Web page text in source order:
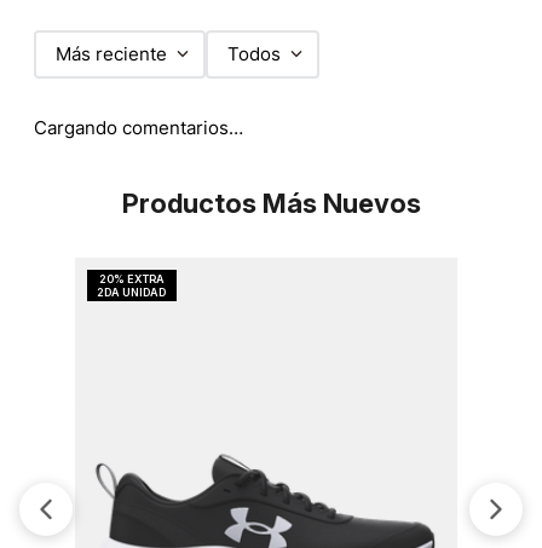
Más reciente Todos
Cargando comentarios…
Productos Más Nuevos